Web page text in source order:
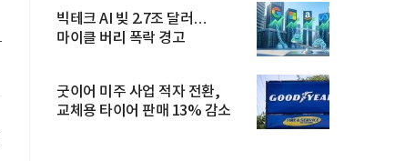
빅테크 AI 빚 2.7조 달러…
마이클 버리 폭락 경고
굿이어 미주 사업 적자 전환,
교체용 타이어 판매 13% 감소